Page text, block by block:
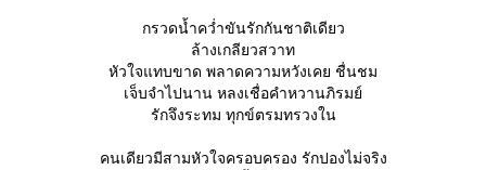
กรวดน้ำคว่ำขันรักกันชาติเดียว
ล้างเกลียวสวาท
หัวใจแทบขาด พลาดความหวังเคย ชื่นชม
เจ็บจำไปนาน หลงเชื่อคำหวานภิรมย์
รักจึงระทม ทุกข์ตรมทรวงใน
คนเดียวมีสามหัวใจครอบครอง รักปองไม่จริง